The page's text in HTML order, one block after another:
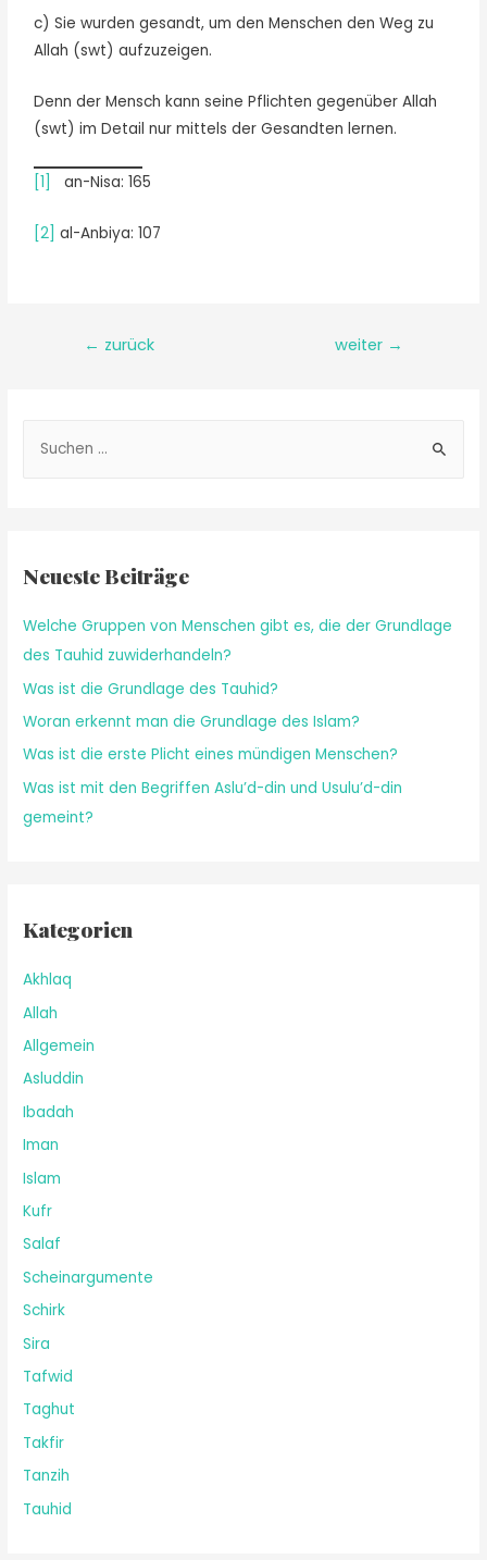
c) Sie wurden gesandt, um den Menschen den Weg zu
Allah (swt) aufzuzeigen.
Denn der Mensch kann seine Pflichten gegenüber Allah
(swt) im Detail nur mittels der Gesandten lernen.
[1] an-Nisa: 165
[2] al-Anbiya: 107
← zurück weiter →
Neueste Beiträge
Welche Gruppen von Menschen gibt es, die der Grundlage
des Tauhid zuwiderhandeln?
Was ist die Grundlage des Tauhid?
Woran erkennt man die Grundlage des Islam?
Was ist die erste Plicht eines mündigen Menschen?
Was ist mit den Begriffen Aslu’d-din und Usulu’d-din
gemeint?
Kategorien
Akhlaq
Allah
Allgemein
Asluddin
Ibadah
Iman
Islam
Kufr
Salaf
Scheinargumente
Schirk
Sira
Tafwid
Taghut
Takfir
Tanzih
Tauhid